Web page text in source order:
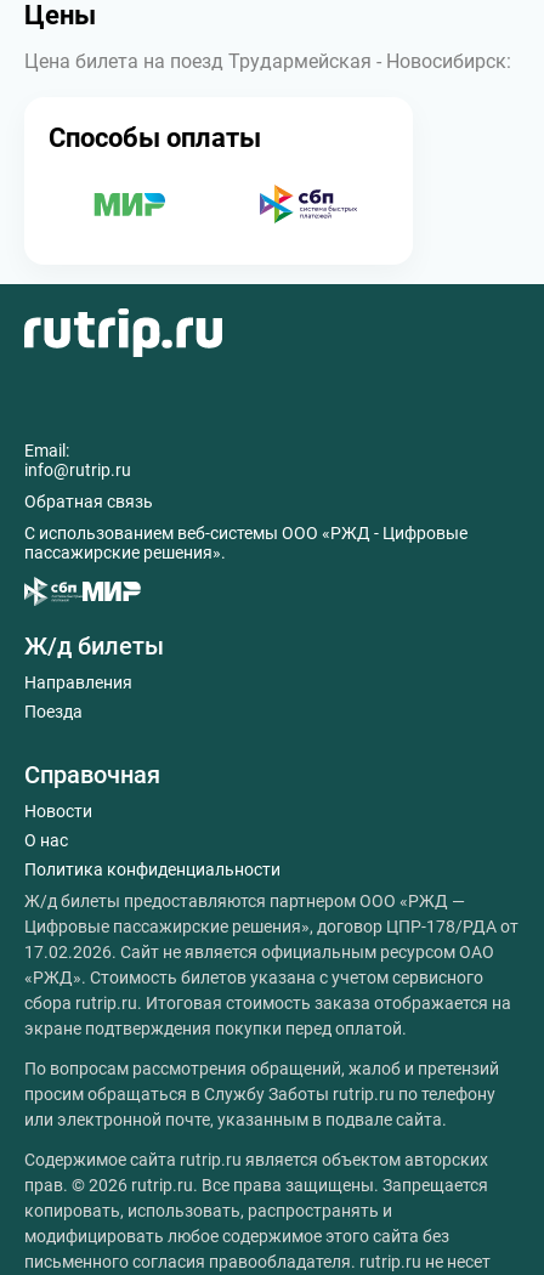
Цены
Цена билета на поезд Трудармейская - Новосибирск:
Способы оплаты
Email:
info@rutrip.ru
Обратная связь
C использованием веб-системы ООО «РЖД - Цифровые
пассажирские решения».
Ж/д билеты
Направления
Поезда
Справочная
Новости
О нас
Политика конфиденциальности
Ж/д билеты предоставляются партнером ООО «РЖД —
Цифровые пассажирские решения», договор ЦПР-178/РДА от
17.02.2026. Сайт не является официальным ресурсом ОАО
«РЖД». Стоимость билетов указана с учетом сервисного
сбора rutrip.ru. Итоговая стоимость заказа отображается на
экране подтверждения покупки перед оплатой.
По вопросам рассмотрения обращений, жалоб и претензий
просим обращаться в Службу Заботы rutrip.ru по телефону
или электронной почте, указанным в подвале сайта.
Содержимое сайта rutrip.ru является объектом авторских
прав. © 2026 rutrip.ru. Все права защищены. Запрещается
копировать, использовать, распространять и
модифицировать любое содержимое этого сайта без
письменного согласия правообладателя. rutrip.ru не несет